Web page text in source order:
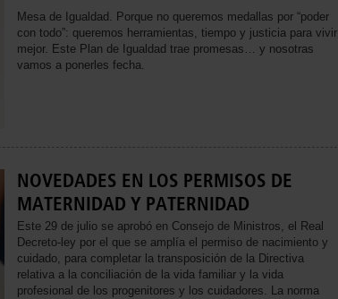
Mesa de Igualdad. Porque no queremos medallas por “poder
con todo”: queremos herramientas, tiempo y justicia para vivir
mejor. Este Plan de Igualdad trae promesas… y nosotras
vamos a ponerles fecha.
NOVEDADES EN LOS PERMISOS DE
MATERNIDAD Y PATERNIDAD
Este 29 de julio se aprobó en Consejo de Ministros, el Real
Decreto-ley por el que se amplía el permiso de nacimiento y
cuidado, para completar la transposición de la Directiva
relativa a la conciliación de la vida familiar y la vida
profesional de los progenitores y los cuidadores. La norma